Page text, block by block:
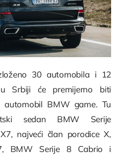
30 automobila i 12
Srbiji će premijerno biti
automobil BMW game. Tu
sedan BMW Serije
najveći član porodice X,
BMW Serije 8 Cabrio i